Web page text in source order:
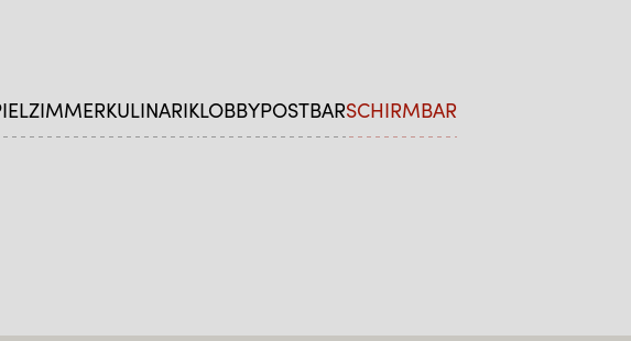
KULINARIKLOBBYPOSTBARSCHIRMBAR